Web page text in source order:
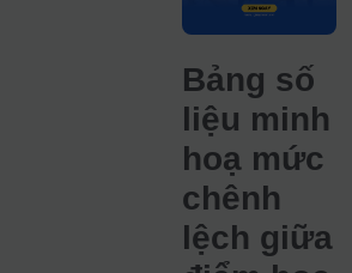
Bảng số
liệu minh
hoạ mức
chênh
lệch giữa